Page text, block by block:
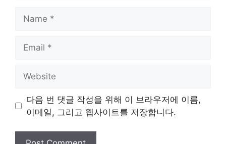
다음 번 댓글 작성을 위해 이 브라우저에 이름,
이메일, 그리고 웹사이트를 저장합니다.